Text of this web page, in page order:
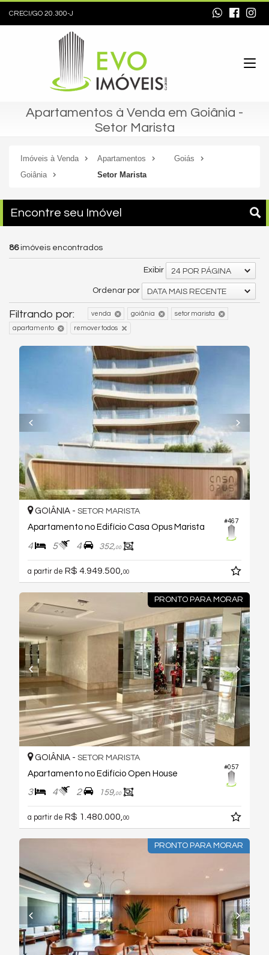
CRECI/GO 20.300-J
Apartamentos à Venda em Goiânia -
Setor Marista
Imóveis à Venda Apartamentos
Goiás
Goiânia
Setor Marista
Encontre seu Imóvel
86imóveis encontrados
Exibir 24 POR PÁGINA
Ordenar por DATA MAIS RECENTE
Filtrando por: venda goiânia setor marista
apartamento remover todos
#467
GOIÂNIA - SETOR MARISTA
Apartamento no Edifício Casa Opus Marista
4 5 4 352,00
a partir de R$ 4.949.500, 00
PRONTO PARA MORAR
#057
GOIÂNIA - SETOR MARISTA
Apartamento no Edifício Open House
3 4 2 159,00
a partir de R$ 1.480.000,00
PRONTO PARA MORAR